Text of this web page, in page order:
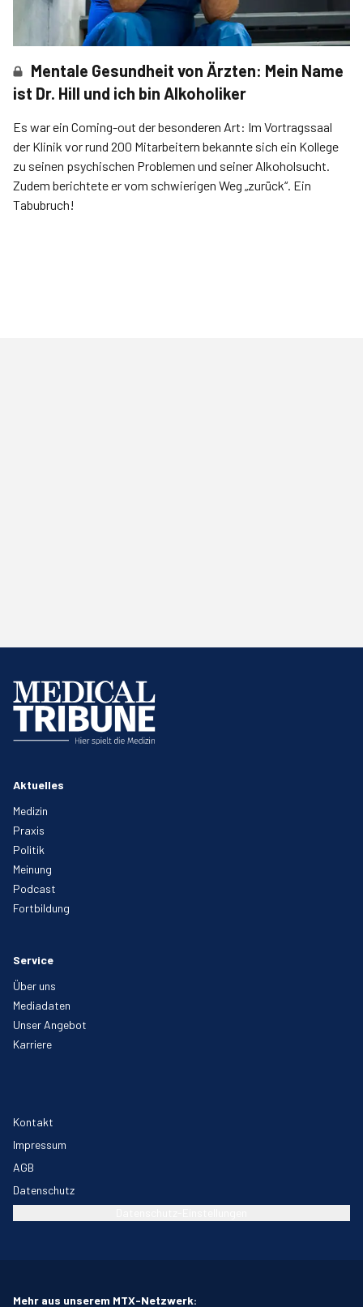
Mentale Gesundheit von Ärzten: Mein Name
ist Dr. Hill und ich bin Alkoholiker
Es war ein Coming-out der besonderen Art: Im Vortragssaal
der Klinik vor rund 200 Mitarbeitern bekannte sich ein Kollege
zu seinen psychischen Problemen und seiner Alkoholsucht.
Zudem berichtete er vom schwierigen Weg „zurück“. Ein
Tabubruch!
Aktuelles
Medizin
Praxis
Politik
Meinung
Podcast
Fortbildung
Service
Über uns
Mediadaten
Unser Angebot
Karriere
Kontakt
Impressum
AGB
Datenschutz
Mehr aus unserem MTX-Netzwerk: